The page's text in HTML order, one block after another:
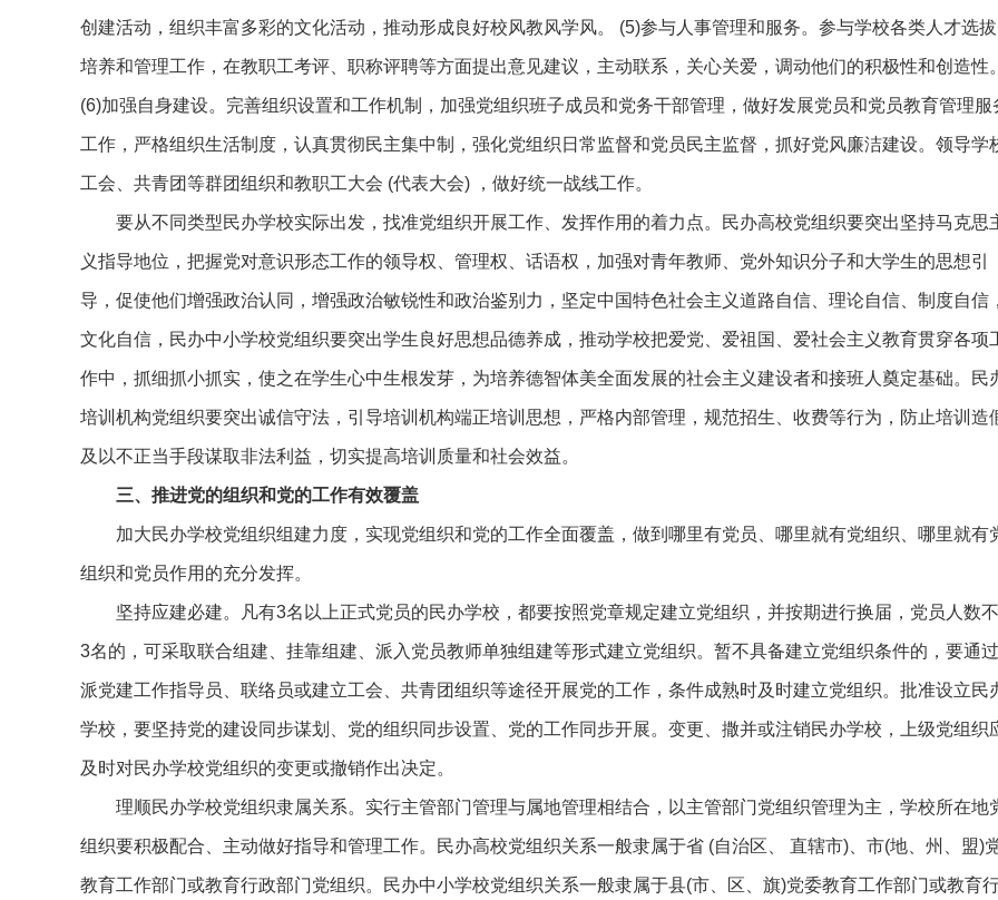
创建活动，组织丰富多彩的文化活动，推动形成良好校风教风学风。 (5)参与人事管理和服务。参与学校各类人才选拔
培养和管理工作，在教职工考评、职称评聘等方面提出意见建议，主动联系，关心关爱，调动他们的积极性和创造性。
(6)加强自身建设。完善组织设置和工作机制，加强党组织班子成员和党务干部管理，做好发展党员和党员教育管理服
工作，严格组织生活制度，认真贯彻民主集中制，强化党组织日常监督和党员民主监督，抓好党风廉洁建设。领导学
工会、共青团等群团组织和教职工大会 (代表大会) ，做好统一战线工作。
要从不同类型民办学校实际出发，找准党组织开展工作、发挥作用的着力点。民办高校党组织要突出坚持马克思
义指导地位，把握党对意识形态工作的领导权、管理权、话语权，加强对青年教师、党外知识分子和大学生的思想引
导，促使他们增强政治认同，增强政治敏锐性和政治鉴别力，坚定中国特色社会主义道路自信、理论自信、制度自信，
文化自信，民办中小学校党组织要突出学生良好思想品德养成，推动学校把爱党、爱祖国、爱社会主义教育贯穿各项
作中，抓细抓小抓实，使之在学生心中生根发芽，为培养德智体美全面发展的社会主义建设者和接班人奠定基础。民
培训机构党组织要突出诚信守法，引导培训机构端正培训思想，严格内部管理，规范招生、收费等行为，防止培训造
及以不正当手段谋取非法利益，切实提高培训质量和社会效益。
三、推进党的组织和党的工作有效覆盖
加大民办学校党组织组建力度，实现党组织和党的工作全面覆盖，做到哪里有党员、哪里就有党组织、哪里就有
组织和党员作用的充分发挥。
坚持应建必建。凡有3名以上正式党员的民办学校，都要按照党章规定建立党组织，并按期进行换届，党员人数
3名的，可采取联合组建、挂靠组建、派入党员教师单独组建等形式建立党组织。暂不具备建立党组织条件的，要通
派党建工作指导员、联络员或建立工会、共青团组织等途径开展党的工作，条件成熟时及时建立党组织。批准设立民
学校，要坚持党的建设同步谋划、党的组织同步设置、党的工作同步开展。变更、撒并或注销民办学校，上级党组织
及时对民办学校党组织的变更或撤销作出决定。
理顺民办学校党组织隶属关系。实行主管部门管理与属地管理相结合，以主管部门党组织管理为主，学校所在地
组织要积极配合、主动做好指导和管理工作。民办高校党组织关系一般隶属于省 (自治区、 直辖市)、市(地、州、盟)
教育工作部门或教育行政部门党组织。民办中小学校党组织关系一般隶属于县(市、区、旗)党委教育工作部门或教育